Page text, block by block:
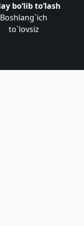
bo‘lib to‘lash
Boshlang`ich
to`lovsiz